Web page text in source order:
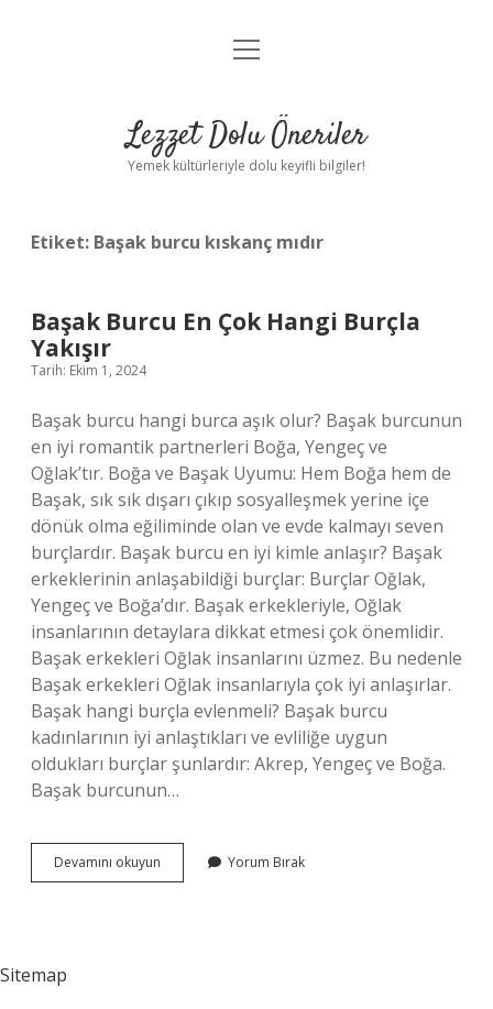
Anasayfa
Yasal Uyarı
menüyü
Lezzet Dolu Öneriler
Yemek kültürleriyle dolu keyifli bilgiler!
Etiket: Başak burcu kıskanç mıdır
Başak Burcu En Çok Hangi Burçla
Yakışır
Tarih: Ekim 1, 2024
Başak burcu hangi burca aşık olur? Başak burcunun
en iyi romantik partnerleri Boğa, Yengeç ve
Oğlak’tır. Boğa ve Başak Uyumu: Hem Boğa hem de
Başak, sık sık dışarı çıkıp sosyalleşmek yerine içe
dönük olma eğiliminde olan ve evde kalmayı seven
burçlardır. Başak burcu en iyi kimle anlaşır? Başak
erkeklerinin anlaşabildiği burçlar: Burçlar Oğlak,
Yengeç ve Boğa’dır. Başak erkekleriyle, Oğlak
insanlarının detaylara dikkat etmesi çok önemlidir.
Başak erkekleri Oğlak insanlarını üzmez. Bu nedenle
Başak erkekleri Oğlak insanlarıyla çok iyi anlaşırlar.
Başak hangi burçla evlenmeli? Başak burcu
kadınlarının iyi anlaştıkları ve evliliğe uygun
oldukları burçlar şunlardır: Akrep, Yengeç ve Boğa.
Başak burcunun…
Devamını okuyun
Burcu
Yorum Bırak
Sitemap